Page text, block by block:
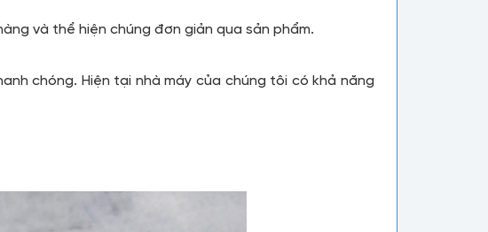
và thể hiện chúng đơn giản qua sản phẩm.
chóng. Hiện tại nhà máy của chúng tôi có khả năng